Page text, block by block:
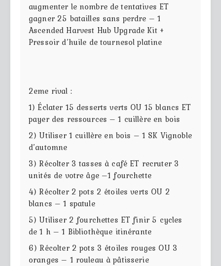
augmenter le nombre de tentatives ET
gagner 25 batailles sans perdre – 1
Ascended Harvest Hub Upgrade Kit +
Pressoir d’huile de tournesol platine
2eme rival :
1) Éclater 15 desserts verts OU 15 blancs ET
payer des ressources – 1 cuillère en bois
2) Utiliser 1 cuillère en bois – 1 SK Vignoble
d’automne
3) Récolter 3 tasses à café ET recruter 3
unités de votre âge –1 fourchette
4) Récolter 2 pots 2 étoiles verts OU 2
blancs – 1 spatule
5) Utiliser 2 fourchettes ET finir 5 cycles
de 1 h – 1 Bibliothèque itinérante
6) Récolter 2 pots 3 étoiles rouges OU 3
oranges – 1 rouleau à pâtisserie